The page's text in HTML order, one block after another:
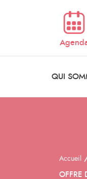
QUI
Accueil
OFFRE